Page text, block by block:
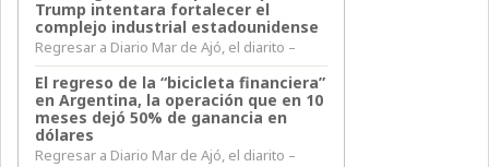
Trump intentara fortalecer el
complejo industrial estadounidense
Regresar a Diario Mar de Ajó, el diarito –
El regreso de la “bicicleta financiera”
en Argentina, la operación que en 10
meses dejó 50% de ganancia en
dólares
Regresar a Diario Mar de Ajó, el diarito –